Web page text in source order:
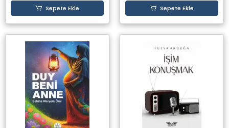
Sepete Ekle Sepete Ekle